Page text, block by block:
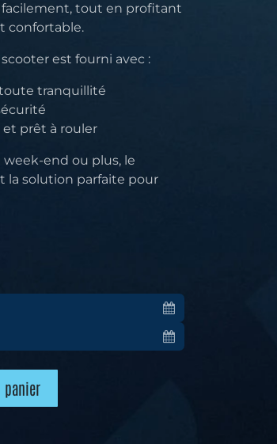
tout en profitant
confortable.
scooter est fourni avec :
tranquillité
prêt à rouler
end ou plus, le
la solution parfaite pour
panier